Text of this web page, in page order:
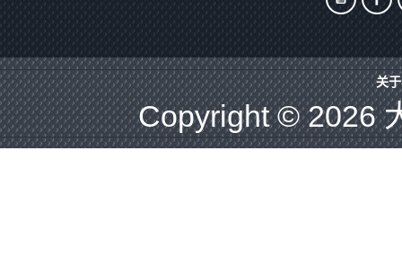
关
Copyright © 2026